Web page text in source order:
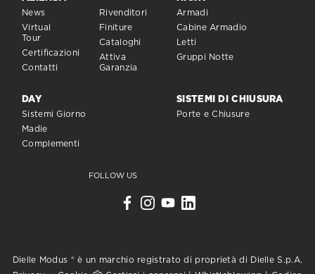
News
Virtual
Tour
Certificazioni
Contatti
Rivenditori
Finiture
Cataloghi
Attiva
Garanzia
Armadi
Cabine Armadio
Letti
Gruppi Notte
DAY
Sistemi Giorno
Madie
Complementi
SISTEMI DI CHIUSURA
Porte e Chiusure
FOLLOW US
Dielle Modus ® è un marchio registrato di proprietà di Dielle S.p.A.